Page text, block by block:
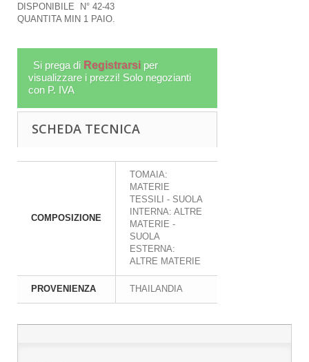
DISPONIBILE N° 42-43
QUANTITA MIN 1 PAIO.
Si prega di Registrarsi per
visualizzare i prezzi! Solo negozianti
con P. IVA
SCHEDA TECNICA
COMPOSIZIONE
TOMAIA:
MATERIE
TESSILI - SUOLA
INTERNA: ALTRE
MATERIE -
SUOLA
ESTERNA:
ALTRE MATERIE
PROVENIENZA THAILANDIA